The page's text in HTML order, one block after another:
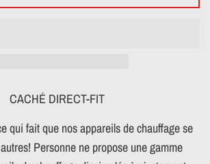
CACHÉ DIRECT-FIT
qui fait que nos appareils de chauffage se
Personne ne propose une gamme